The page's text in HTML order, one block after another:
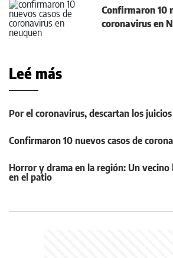
Confirmaron 10
coronavirus en
Leé más
Por el coronavirus, descartan los
Confirmaron 10 nuevos casos de
Horror y drama en la región: Un
en el patio